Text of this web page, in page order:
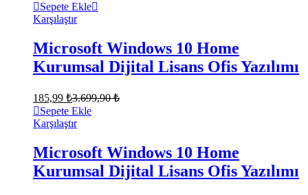
Sepete Ekle
Karşılaştır
Microsoft Windows 10 Home
Kurumsal Dijital Lisans Ofis Yazılımı
185,99 ₺3.699,90₺
Sepete Ekle
Karşılaştır
Microsoft Windows 10 Home
Kurumsal Dijital Lisans Ofis Yazılımı